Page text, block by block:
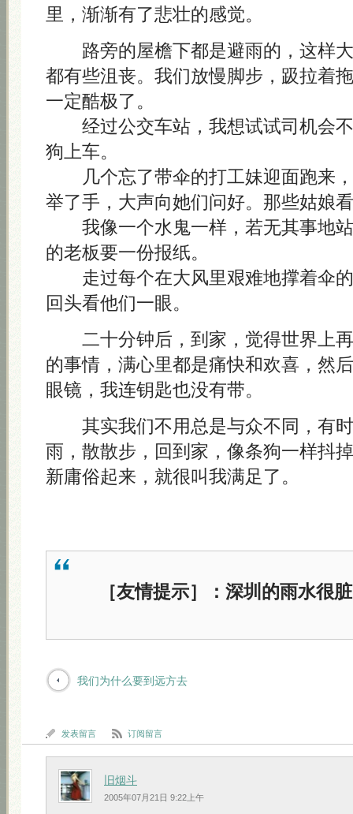
里，渐渐有了悲壮的感觉。
路旁的屋檐下都是避雨的，这样大
都有些沮丧。我们放慢脚步，趿拉着
一定酷极了。
经过公交车站，我想试试司机会不
狗上车。
几个忘了带伞的打工妹迎面跑来，
举了手，大声向她们问好。那些姑娘
我像一个水鬼一样，若无其事地站
的老板要一份报纸。
走过每个在大风里艰难地撑着伞的
回头看他们一眼。
二十分钟后，到家，觉得世界上再
的事情，满心里都是痛快和欢喜，然
眼镜，我连钥匙也没有带。
其实我们不用总是与众不同，有时
雨，散散步，回到家，像条狗一样抖
新庸俗起来，就很叫我满足了。
［友情提示］：深圳的雨水很
我们为什么要到远方去
发表留言 订阅留言
旧烟斗
2005年07月21日 9:22上午